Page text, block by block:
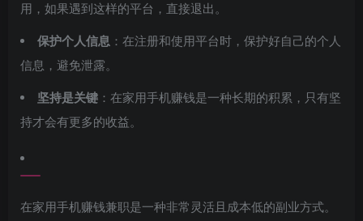
用，如果遇到这样的平台，直接退出。
保护个人信息 ：在注册和使用平台时，保护好自己的个人
信息，避免泄露。
坚持是关键 ：在家用手机赚钱是一种长期的积累，只有坚
持才会有更多的收益。
在家用手机赚钱兼职是一种非常灵活且成本低的副业方式。